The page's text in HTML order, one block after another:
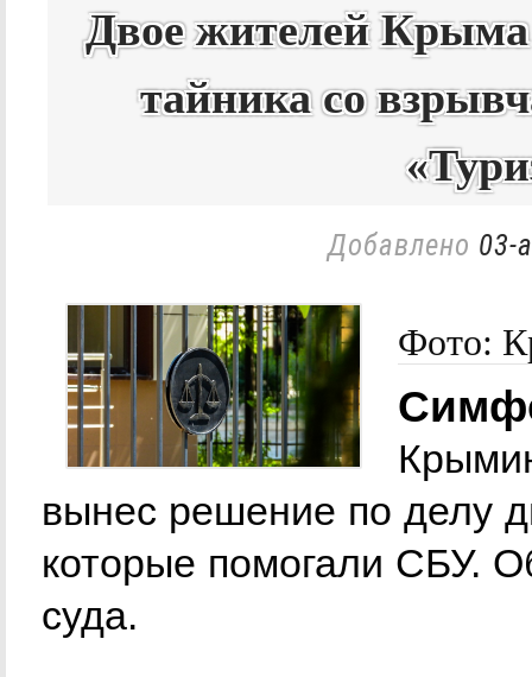
Двое жителей Крыма
тайника со
Добавлено 03-
Фото:
вынес решение по делу
которые помогали СБУ.
суда.